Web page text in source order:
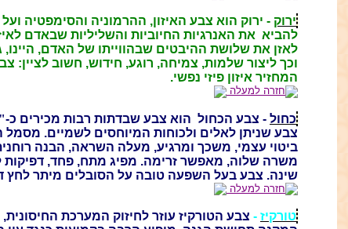
ירוק - ירוק הוא צבע האיזון, ההרמוניה והסימפטיה ועל
להביא את האנרגיות החיוביות והשליליות שבאדם
לאזן את שלושת ההיבטים שבהווייתו של האדם, היינו,
וכך ליצור שלמות, צמיחה, רוגע, חידוש, חשוב לציין:
המחזיר איזון פיזי נפשי.
חזרה למעלה
כחול - צבע הכחול הוא צבע שבדתות רבות מכירים כ-"
צבע שניתן לאלים ולכוחות המיוחסים לשמיים.
ביטוי עצמי, משכך ומרגיע, מעלה השראה, הבנה
משרה שלוה, מאפשר זרימה. מפיג מתח, פחד, דפיקות
שינה. צבע בעל השפעה טובה על הסובלים מיתר לחץ
חזרה למעלה
טורקיז - צבע הטורקיז עוזר לחיזוק המערכת החיסונית,